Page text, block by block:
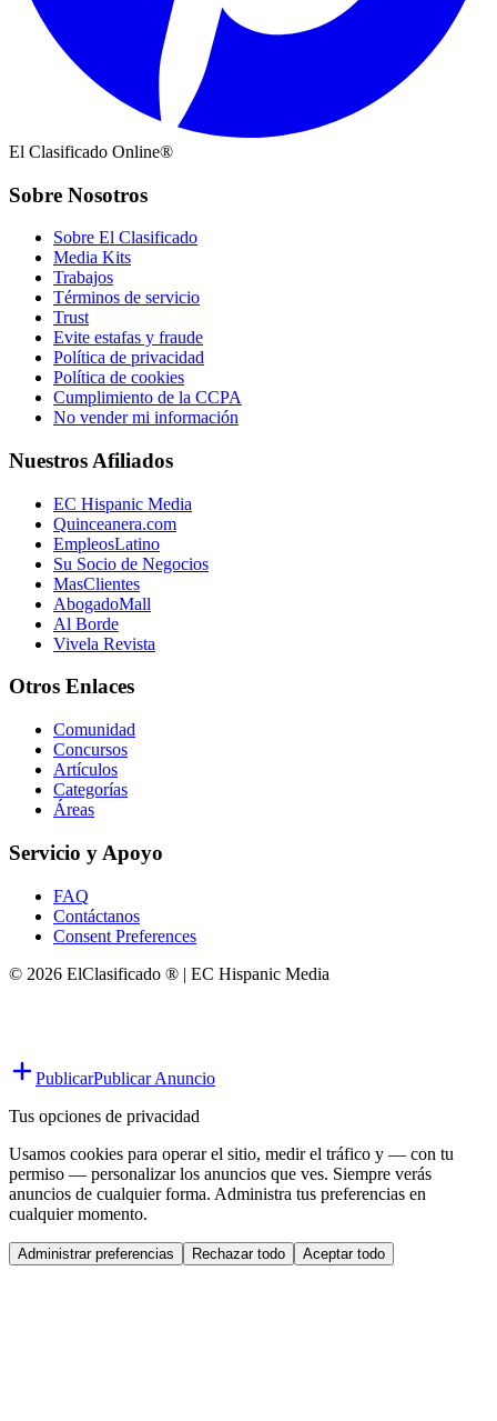
El Clasificado Online®
Sobre Nosotros
Sobre El Clasificado
Media Kits
Trabajos
Términos de servicio
Trust
Evite estafas y fraude
Política de privacidad
Política de cookies
Cumplimiento de la CCPA
No vender mi información
Nuestros Afiliados
EC Hispanic Media
Quinceanera.com
EmpleosLatino
Su Socio de Negocios
MasClientes
AbogadoMall
Al Borde
Vivela Revista
Otros Enlaces
Comunidad
Concursos
Artículos
Categorías
Áreas
Servicio y Apoyo
FAQ
Contáctanos
Consent Preferences
© 2026 ElClasificado ® | EC Hispanic Media
PublicarPublicar Anuncio
Tus opciones de privacidad
Usamos cookies para operar el sitio, medir el tráfico y — con tu
permiso — personalizar los anuncios que ves. Siempre verás
anuncios de cualquier forma. Administra tus preferencias en
cualquier momento.
Administrar preferencias Rechazar todo Aceptar todo